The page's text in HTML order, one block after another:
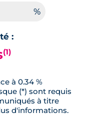
:
(1)
à 0.34 %
(*) sont requis
à titre
d'informations.